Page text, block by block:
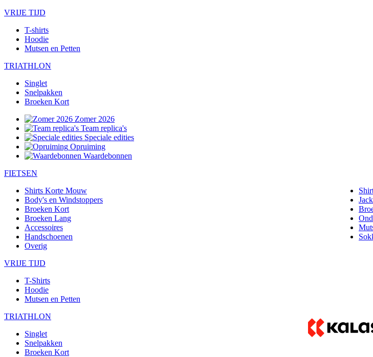
VRIJE TIJD
T-shirts
Hoodie
Mutsen en Petten
TRIATHLON
Singlet
Snelpakken
Broeken Kort
Zomer 2026
Team replica's
Speciale edities
Opruiming
Waardebonnen
FIETSEN
Shirts Korte Mouw
Body's en Windstoppers
Broeken Kort
Broeken Lang
Accessoires
Handschoenen
Overig
VRIJE TIJD
T-Shirts
Hoodie
Mutsen en Petten
TRIATHLON
Singlet
Snelpakken
Broeken Kort